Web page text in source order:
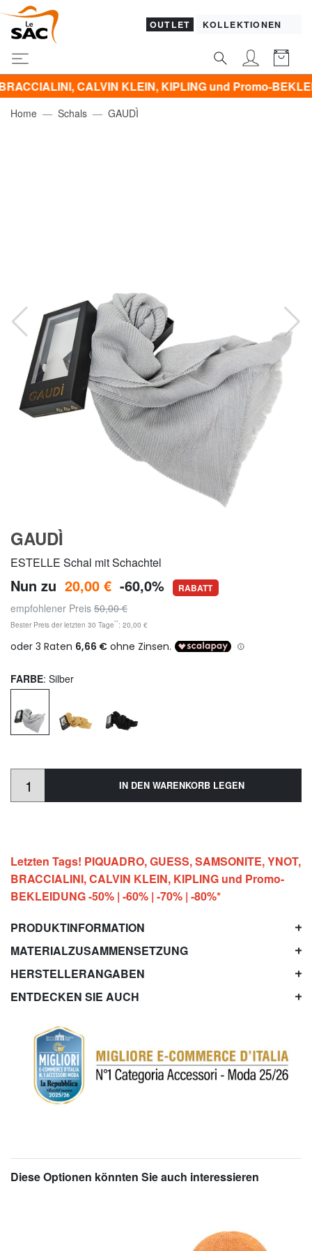
OUTLET KOLLEKTIONEN
CALVIN KLEIN, KIPLING und Promo-BEKLEIDUNG
Home Schals GAUDÌ
GAUDÌ
ESTELLE Schal mit Schachtel
Nun zu 20,00 € -60,0% RABATT
empfohlener Preis 50,00 €
Bester Preis der letzten 30 Tage**: 20,00 €
FARBE: Silber
IN DEN WARENKORB LEGEN
Letzten Tags! PIQUADRO, GUESS, SAMSONITE, YNOT,
BRACCIALINI, CALVIN KLEIN, KIPLING und Promo-
BEKLEIDUNG -50% | -60% | -70% | -80%*
PRODUKTINFORMATION
MATERIALZUSAMMENSETZUNG
HERSTELLERANGABEN
ENTDECKEN SIE AUCH
Diese Optionen könnten Sie auch interessieren